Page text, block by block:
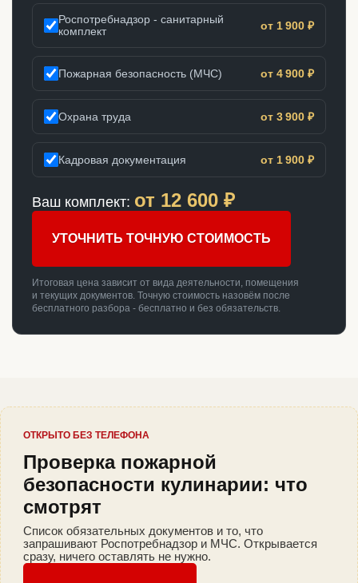
Роспотребнадзор - санитарный
комплект
от 1 900 ₽
Пожарная безопасность (МЧС) от 4 900 ₽
Охрана труда от 3 900 ₽
Кадровая документация от 1 900 ₽
Ваш комплект: от 12 600 ₽
УТОЧНИТЬ ТОЧНУЮ СТОИМОСТЬ
Итоговая цена зависит от вида деятельности, помещения
и текущих документов. Точную стоимость назовём после
бесплатного разбора - бесплатно и без обязательств.
ОТКРЫТО БЕЗ ТЕЛЕФОНА
Проверка пожарной
безопасности кулинарии: что
смотрят
Список обязательных документов и то, что
запрашивают Роспотребнадзор и МЧС. Открывается
сразу, ничего оставлять не нужно.